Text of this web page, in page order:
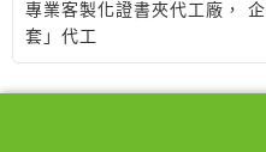
專業客製化證書夾代工廠，
套」代工